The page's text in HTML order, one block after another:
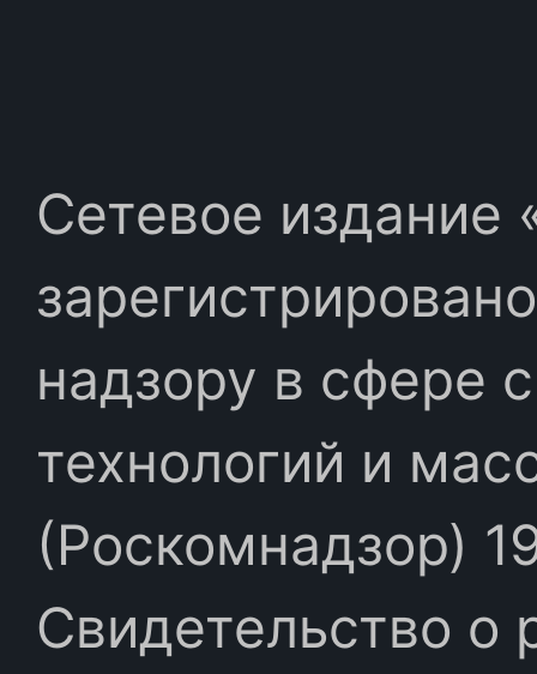
Сетевое издание
надзору в сфере
технологий и
(Роскомнадзор)
Свидетельство